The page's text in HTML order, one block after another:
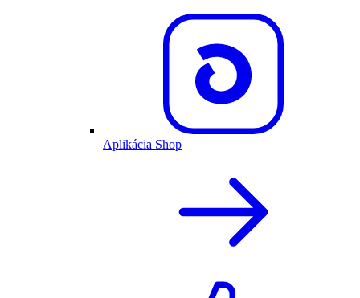
Aplikácia Shop